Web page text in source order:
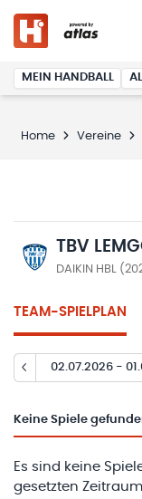
MEIN HANDBALL
Home Vereine
TBV
DAIKIN HBL
TEAM-SPIELPLAN
02.07.2026 -
Keine Spiele
Es sind keine
gesetzten